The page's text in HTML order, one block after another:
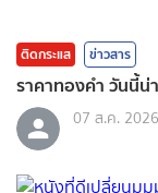
ติดกระแส ข่าวสาร
ราคาทองคํา วันนี้น่
07 ส.ค. 2026